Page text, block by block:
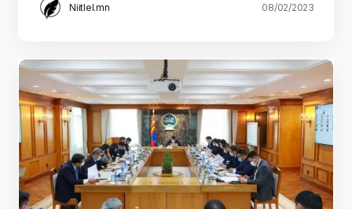
Niitlel.mn 08/02/2023